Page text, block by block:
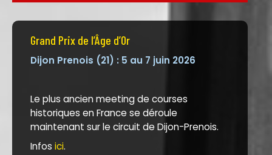
Grand Prix de l’Âge d’Or
Dijon Prenois (21) : 5 au 7 juin 2026
Le plus ancien meeting de courses
historiques en France se déroule
maintenant sur le circuit de Dijon-Prenois.
Infos ici.